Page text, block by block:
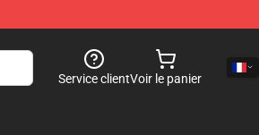
Service clientVoir le panier